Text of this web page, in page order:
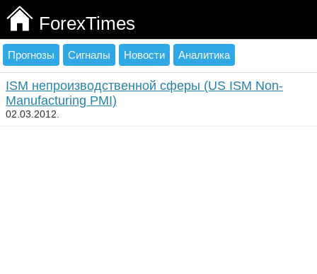
ForexTimes
Прогнозы Сигналы Новости Аналитика
ISM непроизводственной сферы (US ISM Non-
Manufacturing PMI)
02.03.2012.